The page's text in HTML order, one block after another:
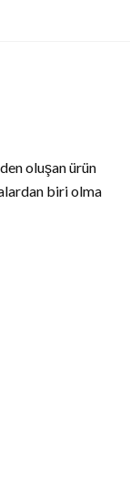
oluşan ürün
biri olma